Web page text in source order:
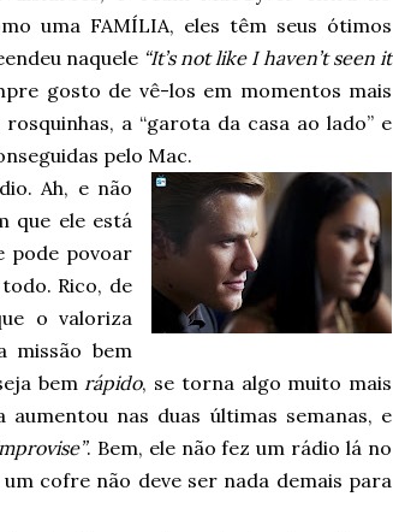
uma FAMÍLIA, eles têm seus ótimos
naquele “It’s not like I haven’t seen it
gosto de vê-los em momentos mais
a “garota da casa ao lado” e
pelo Mac.
Ah, e não
que ele está
pode povoar
Rico, de
o valoriza
missão bem
bemrápido, se torna algo muito mais
nas duas últimas semanas, e
. Bem, ele não fez um rádio lá no
cofre não deve ser nada demais para